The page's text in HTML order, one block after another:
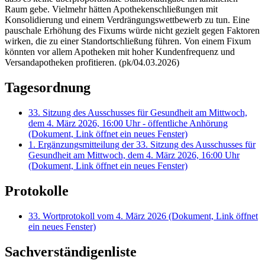
Raum gebe. Vielmehr hätten Apothekenschließungen mit
Konsolidierung und einem Verdrängungswettbewerb zu tun. Eine
pauschale Erhöhung des Fixums würde nicht gezielt gegen Faktoren
wirken, die zu einer Standortschließung führen. Von einem Fixum
könnten vor allem Apotheken mit hoher Kundenfrequenz und
Versandapotheken profitieren. (pk/04.03.2026)
Tagesordnung
33. Sitzung des Ausschusses für Gesundheit am Mittwoch,
dem 4. März 2026, 16:00 Uhr - öffentliche Anhörung
(Dokument, Link öffnet ein neues Fenster)
1. Ergänzungsmitteilung der 33. Sitzung des Ausschusses für
Gesundheit am Mittwoch, dem 4. März 2026, 16:00 Uhr
(Dokument, Link öffnet ein neues Fenster)
Protokolle
33. Wortprotokoll vom 4. März 2026 (Dokument, Link öffnet
ein neues Fenster)
Sachverständigenliste